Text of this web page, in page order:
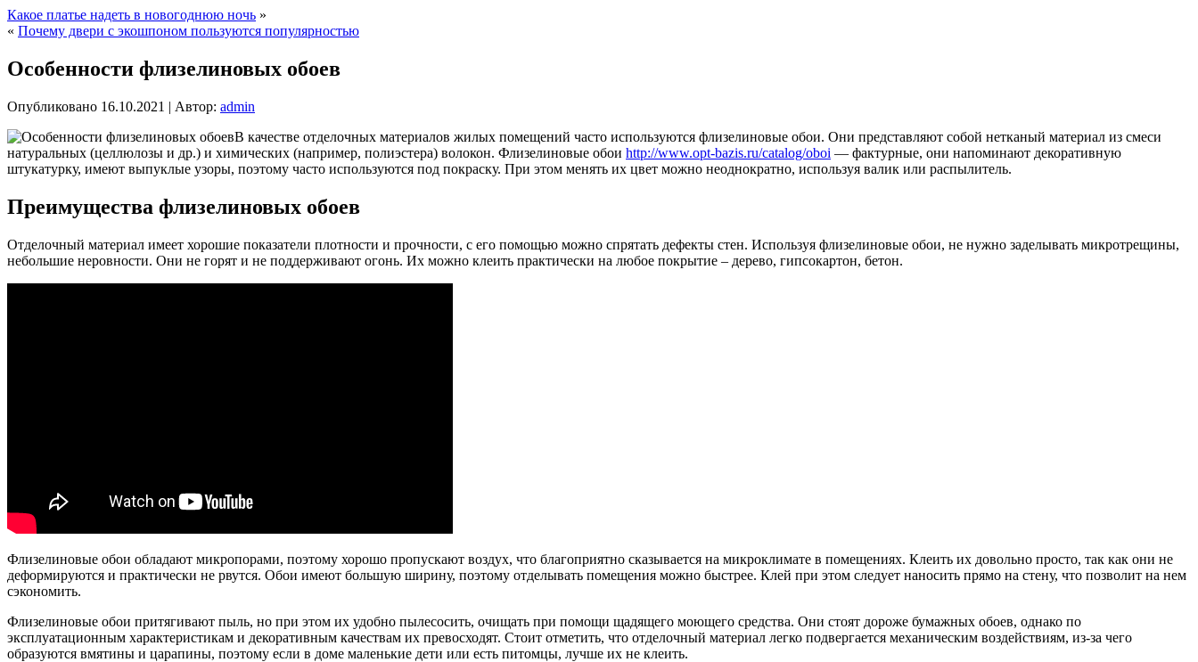
Какое платье надеть в новогоднюю ночь »
« Почему двери с экошпоном пользуются популярностью
Особенности флизелиновых обоев
Опубликовано 16.10.2021 | Автор: admin
В качестве отделочных материалов жилых помещений часто используются флизелиновые обои. Они представляют собой нетканый материал из смеси
натуральных (целлюлозы и др.) и химических (например, полиэстера) волокон. Флизелиновые обои http://www.opt-bazis.ru/catalog/oboi — фактурные, они напоминают декоративную
штукатурку, имеют выпуклые узоры, поэтому часто используются под покраску. При этом менять их цвет можно неоднократно, используя валик или распылитель.
Преимущества флизелиновых обоев
Отделочный материал имеет хорошие показатели плотности и прочности, с его помощью можно спрятать дефекты стен. Используя флизелиновые обои, не нужно заделывать микротрещины,
небольшие неровности. Они не горят и не поддерживают огонь. Их можно клеить практически на любое покрытие – дерево, гипсокартон, бетон.
Флизелиновые обои обладают микропорами, поэтому хорошо пропускают воздух, что благоприятно сказывается на микроклимате в помещениях. Клеить их довольно просто, так как они не
деформируются и практически не рвутся. Обои имеют большую ширину, поэтому отделывать помещения можно быстрее. Клей при этом следует наносить прямо на стену, что позволит на нем
сэкономить.
Флизелиновые обои притягивают пыль, но при этом их удобно пылесосить, очищать при помощи щадящего моющего средства. Они стоят дороже бумажных обоев, однако по
эксплуатационным характеристикам и декоративным качествам их превосходят. Стоит отметить, что отделочный материал легко подвергается механическим воздействиям, из-за чего
образуются вмятины и царапины, поэтому если в доме маленькие дети или есть питомцы, лучше их не клеить.